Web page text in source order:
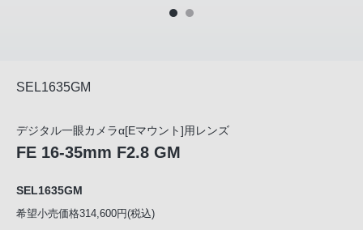
SEL1635GM
デジタル一眼カメラα[Eマウント]用レンズ
FE 16-35mm F2.8 GM
SEL1635GM
希望小売価格314,600円(税込)